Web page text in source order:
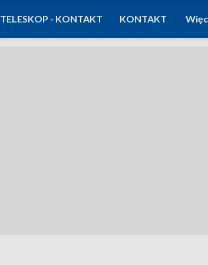
TELESKOP - KONTAKT KONTAKT